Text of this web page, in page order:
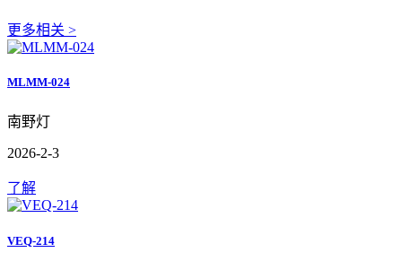
更多相关 >
MLMM-024
南野灯
2026-2-3
了解
VEQ-214